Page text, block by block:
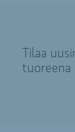
Tilaa
tuoreena